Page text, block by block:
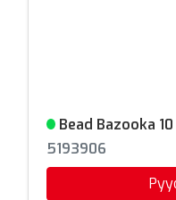
Varastossa
Bead Bazooka
5193906